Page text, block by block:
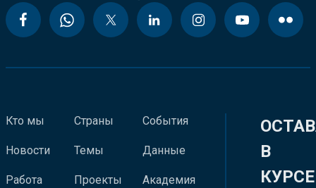
Кто мы
Новости
Работа
Страны
Темы
Проекты
События
Данные
Академия
В
КУРСЕ